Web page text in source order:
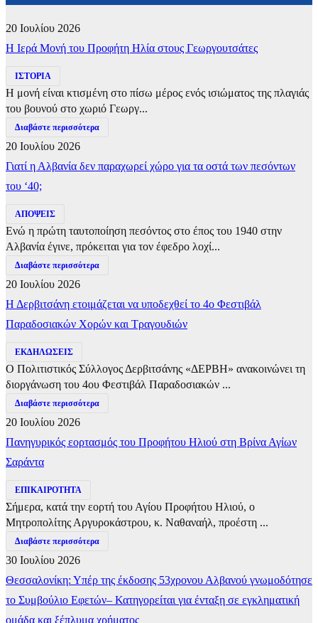
20 Ιουλίου 2026
​Η Ιερά Μονή του Προφήτη Ηλία στους Γεωργουτσάτες
ΙΣΤΟΡΙΑ
Η μονή είναι κτισμένη στο πίσω μέρος ενός ισιώματος της πλαγιάς
του βουνού στο χωριό Γεωργ...
Διαβάστε περισσότερα
20 Ιουλίου 2026
Γιατί η Αλβανία δεν παραχωρεί χώρο για τα οστά των πεσόντων
του ‘40;
ΑΠΟΨΕΙΣ
Ενώ η πρώτη ταυτοποίηση πεσόντος στο έπος του 1940 στην
Αλβανία έγινε, πρόκειται για τον έφεδρο λοχί...
Διαβάστε περισσότερα
20 Ιουλίου 2026
Η Δερβιτσάνη ετοιμάζεται να υποδεχθεί το 4ο Φεστιβάλ
Παραδοσιακών Χορών και Τραγουδιών
ΕΚΔΗΛΩΣΕΙΣ
Ο Πολιτιστικός Σύλλογος Δερβιτσάνης «ΔΕΡΒΗ» ανακοινώνει τη
διοργάνωση του 4ου Φεστιβάλ Παραδοσιακών ...
Διαβάστε περισσότερα
20 Ιουλίου 2026
Πανηγυρικός εορτασμός του Προφήτου Ηλιού στη Βρίνα Αγίων
Σαράντα
ΕΠΙΚΑΙΡΟΤΗΤΑ
Σήμερα, κατά την εορτή του Αγίου Προφήτου Ηλιού, ο
Μητροπολίτης Αργυροκάστρου, κ. Ναθαναήλ, προέστη ...
Διαβάστε περισσότερα
30 Ιουλίου 2026
Θεσσαλονίκη: Υπέρ της έκδοσης 53χρονου Αλβανού γνωμοδότησε
το Συμβούλιο Εφετών– Κατηγορείται για ένταξη σε εγκληματική
ομάδα και ξέπλυμα χρήματος